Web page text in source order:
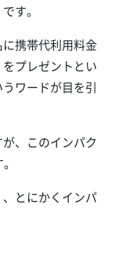
す。
携帯代利用料金
プレゼントとい
ワードが目を引
、このインパク
とにかくインパ